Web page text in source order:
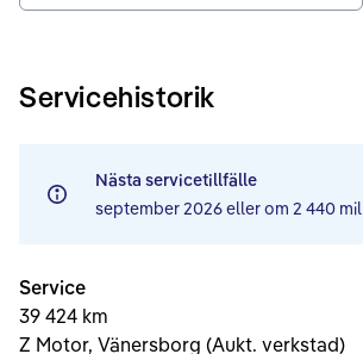
Servicehistorik
Nästa servicetillfälle
september 2026eller om 2 440 mil
Service
39 424 km
Z Motor, Vänersborg (Aukt. verkstad)